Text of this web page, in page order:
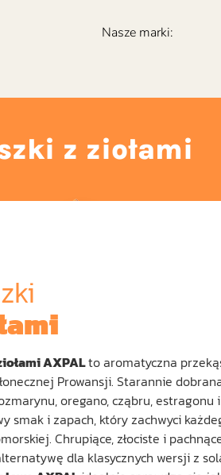
Nasze marki:
z ziołami
AXPALto aromatyczna
Prowansji. Starannie
oregano, cząbru, estragonu
smak i zapach, który zachwyci
Chrupiące, złociste i
dla klasycznych wersji z